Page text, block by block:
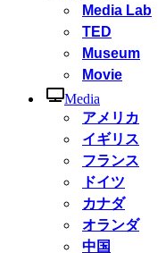
Media Lab
TED
Museum
Movie
Media
アメリカ
イギリス
フランス
ドイツ
カナダ
オランダ
中国